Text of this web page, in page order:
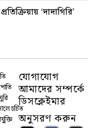
‘দাদাগিরি’
চর্চিত
যোগাযোগ
আমাদের সম্পর্কে
ডিসক্লেইমার
অনুসরণ করুন